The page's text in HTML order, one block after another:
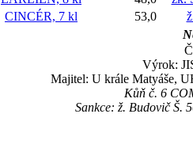
CINCÉR, 7 kl 53,0
Výrok:
Majitel: U krále Matyáše,
Kůň č. 6
Sankce: ž. Budovič Š.